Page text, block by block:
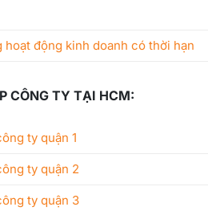
hoạt động kinh doanh có thời hạn
CÔNG TY TẠI HCM:
ty quận 1
ty quận 2
ty quận 3